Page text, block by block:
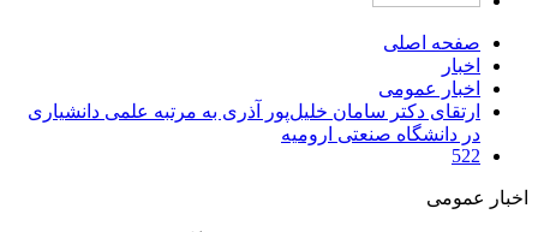
صفحه اصلی
اخبار
اخبار عمومی
ارتقای دکتر سامان خلیل‌پور آذری به مرتبه علمی دانشیاری
در دانشگاه صنعتی ارومیه
522
اخبار عمومی